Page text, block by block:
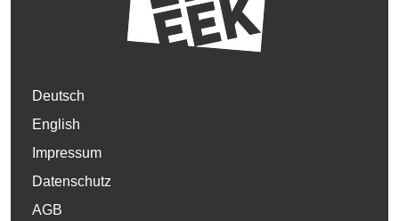
Deutsch
English
Impressum
Datenschutz
AGB